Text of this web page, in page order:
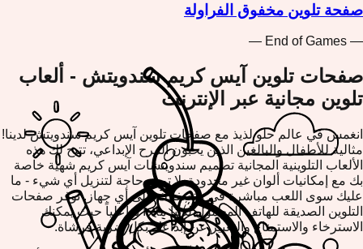
صفحة تلوين مخفوق الفراولة
— End of Games —
صفحات تلوين آيس كريم سندويتش - ألعاب
تلوين مجانية عبر الإنترنت
انغمس في عالم حلو لذيذ مع صفحات تلوين آيس كريم سندويتش لدينا!
مثالية للأطفال والبالغين الذين يحبون المرح الإبداعي، تتيح لك هذه
الألعاب التلوينية المجانية تصميم سندويتشات آيس كريم شهية خاصة
بك مع إمكانيات ألوان غير محدودة. لا توجد حاجة لتنزيل أي شيء - ما
عليك سوى اللعب مباشرة في متصفحك على أي جهاز. توفر صفحات
التلوين الصديقة للهاتف المحمول لدينا ملاذاً تفاعلياً حيث يمكنك
الاسترخاء والاستمتاع والتعبير عن إبداعك بكل ضربة فرشاة.